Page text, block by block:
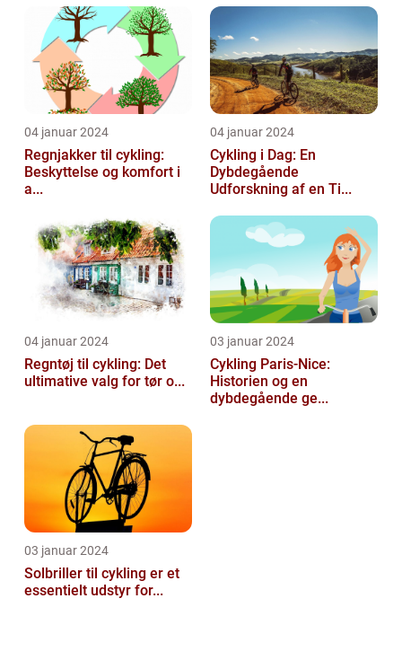
04 januar 2024
Regnjakker til cykling:
Beskyttelse og komfort i
a...
04 januar 2024
Cykling i Dag: En
Dybdegående
Udforskning af en Ti...
04 januar 2024
Regntøj til cykling: Det
ultimative valg for tør o...
03 januar 2024
Cykling Paris-Nice:
Historien og en
dybdegående ge...
03 januar 2024
Solbriller til cykling er et
essentielt udstyr for...